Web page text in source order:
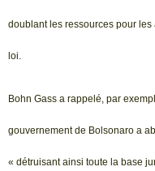
doublant les ressources pour
loi.
Bohn Gass a rappelé, par
gouvernement de Bolsonaro a
« détruisant ainsi toute la base